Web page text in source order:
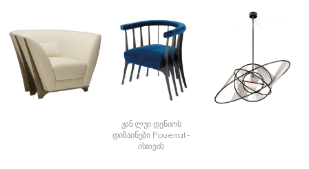
ჟან ლუი დენიოს
დიზაინები Pouenat-
ისთვის